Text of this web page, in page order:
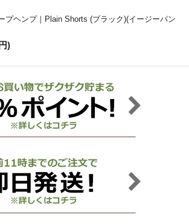
プヘンプ｜Plain Shorts (ブラック)(イージーパン
)